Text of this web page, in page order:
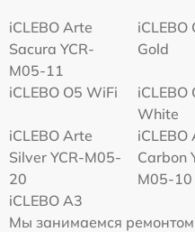
iCLEBO Arte
Sacura YCR-
M05-11
iCLEBO
Gold
iCLEBO O5 WiFi
iCLEBO
White
iCLEBO Arte
Silver YCR-M05-
20
iCLEBO
Carbon
M05-10
iCLEBO A3
Мы занимаемся ремонтом